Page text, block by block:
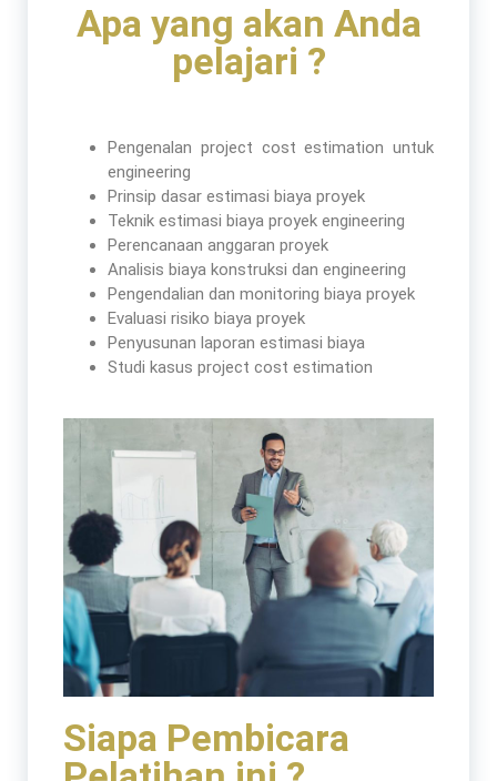
Apa yang akan Anda
pelajari ?
Pengenalan project cost estimation untuk
engineering
Prinsip dasar estimasi biaya proyek
Teknik estimasi biaya proyek engineering
Perencanaan anggaran proyek
Analisis biaya konstruksi dan engineering
Pengendalian dan monitoring biaya proyek
Evaluasi risiko biaya proyek
Penyusunan laporan estimasi biaya
Studi kasus project cost estimation
Siapa Pembicara